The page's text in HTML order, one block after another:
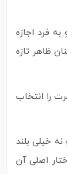
فرد اجازه
ظاهر تازه
را انتخاب
خیلی بلند
اصلی آن